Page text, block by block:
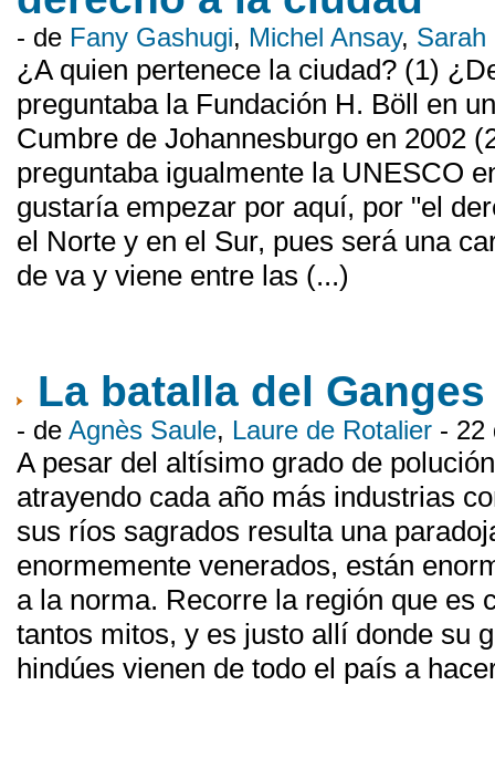
- de Fany Gashugi, Michel Ansay, Sarah
¿A quien pertenece la ciudad? (1)
preguntaba la Fundación H. Böll en
Cumbre de Johannesburgo en 2002
preguntaba igualmente la UNESCO
gustaría empezar por aquí, por "el
el Norte y en el Sur, pues será una
de va y viene entre las (...)
La batalla del
- de Agnès Saule, Laure de Rotalier - 22
A pesar del altísimo grado de
atrayendo cada año más industrias
sus ríos sagrados resulta una
enormemente venerados, están
a la norma. Recorre la región que es
tantos mitos, y es justo allí donde su
hindúes vienen de todo el país a